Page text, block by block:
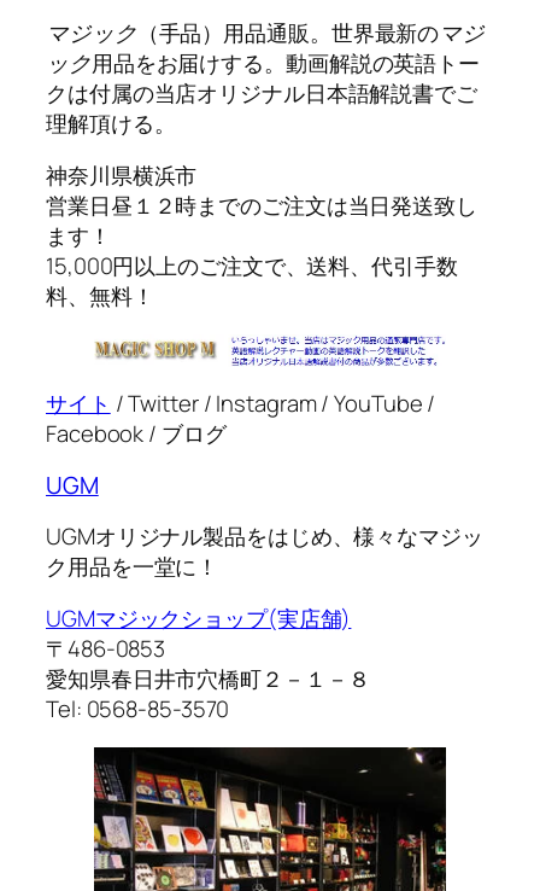
マジック （手品）用品通販。世界最新のマジ
ック用品をお届けする。動画解説の英語トー
クは付属の当店オリジナル日本語解説書でご
理解頂ける。
神奈川県横浜市
営業日昼１２時までのご注文は当日発送致し
ます！
15,000円以上のご注文で、送料、代引手数
料、無料！
サイト / Twitter / Instagram / YouTube /
Facebook / ブログ
UGM
UGMオリジナル製品をはじめ、様々なマジッ
ク用品を一堂に！
UGMマジックショップ(実店舗)
〒486-0853
愛知県春日井市穴橋町２－１－８
Tel: 0568-85-3570